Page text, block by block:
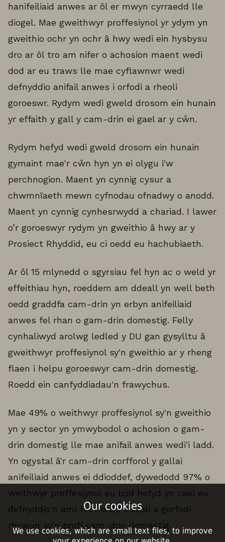
hanifeiliaid anwes ar ôl er mwyn cyrraedd lle
diogel. Mae gweithwyr proffesiynol yr ydym yn
gweithio ochr yn ochr â hwy wedi ein hysbysu
dro ar ôl tro am nifer o achosion maent wedi
dod ar eu traws lle mae cyflawnwr wedi
defnyddio anifail anwes i orfodi a rheoli
goroeswr. Rydym wedi gweld drosom ein hunain
yr effaith y gall y cam-drin ei gael ar y cŵn.
Rydym hefyd wedi gweld drosom ein hunain
gymaint mae'r cŵn hyn yn ei olygu i'w
perchnogion. Maent yn cynnig cysur a
chwmnïaeth mewn cyfnodau ofnadwy o anodd.
Maent yn cynnig cynhesrwydd a chariad. I lawer
o’r goroeswyr rydym yn gweithio â hwy ar y
Prosiect Rhyddid, eu ci oedd eu hachubiaeth.
Ar ôl 15 mlynedd o sgyrsiau fel hyn ac o weld yr
effeithiau hyn, roeddem am ddeall yn well beth
oedd graddfa cam-drin yn erbyn anifeiliaid
anwes fel rhan o gam-drin domestig. Felly
cynhaliwyd arolwg ledled y DU gan gysylltu â
gweithwyr proffesiynol sy'n gweithio ar y rheng
flaen i helpu goroeswyr cam-drin domestig.
Roedd ein canfyddiadau'n frawychus.
Mae 49% o weithwyr proffesiynol sy'n gweithio
yn y sector yn ymwybodol o achosion o gam-
drin domestig lle mae anifail anwes wedi'i ladd.
Yn ogystal â'r cam-drin corfforol y gallai
anifeiliaid anwes ei ddioddef, dywedodd 97% o
weithwyr proffesiynol eu bod hefyd yn cael eu
defnyddio'n aml fel ffordd o reoli a gorfodi
rhywun sy'n profi cam-drin domestig.
Our cookies
We use cookies, which are small text files, to improve